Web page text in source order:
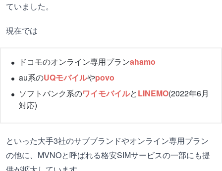
ていました。
現在では
ドコモのオンライン専用プランahamo
au系のUQモバイルやpovo
ソフトバンク系のワイモバイルとLINEMO(2022年6月
対応)
といった大手3社のサブブランドやオンライン専用プラン
の他に、MVNOと呼ばれる格安SIMサービスの一部にも提